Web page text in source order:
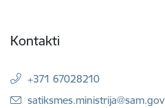
Kontakti
+371 67028210
E-pasts: